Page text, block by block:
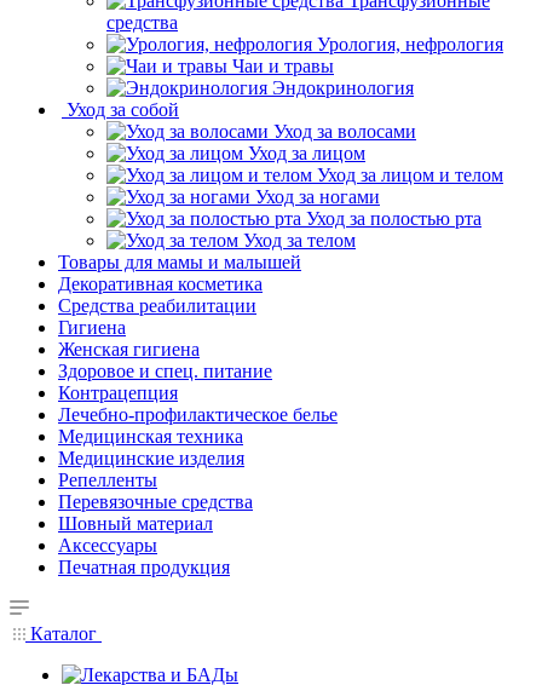
средства
Урология, нефрология
Чаи и травы
Эндокринология
Уход за собой
Уход за волосами
Уход за лицом
Уход за лицом и телом
Уход за ногами
Уход за полостью рта
Уход за телом
Товары для мамы и малышей
Декоративная косметика
Средства реабилитации
Гигиена
Женская гигиена
Здоровое и спец. питание
Контрацепция
Лечебно-профилактическое белье
Медицинская техника
Медицинские изделия
Репелленты
Перевязочные средства
Шовный материал
Аксессуары
Печатная продукция
Каталог